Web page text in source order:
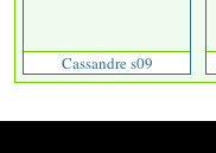
Cassandre s09